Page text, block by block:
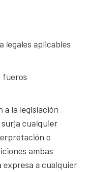
legales aplicables
fueros
a la legislación
cualquier
o
ambas
expresa a cualquier